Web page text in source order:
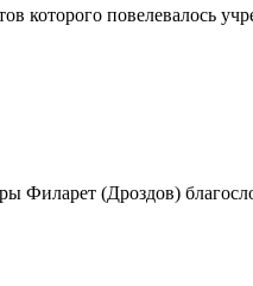
которого повелевалось
(Дроздов)